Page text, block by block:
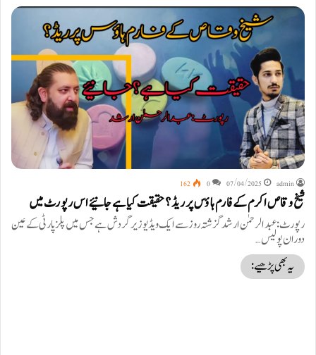
admin
07/04/2025
0
162
شیخ وقاص اکرم کے فارم ہاؤس پر ریڈ ؟ حقیقت کیا ہے جانیئے اس رپورٹ میں
رپورٹ: عبد الرحمٰن ارشد گزشتہ روز سے ایک ویڈیو زیر گردش ہے جس میں پلز پارٹی کے عین
دوران پولیس…
یہ بھی پڑھیے: